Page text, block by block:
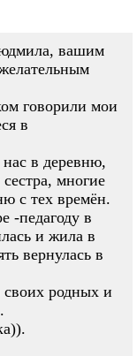
вашим
говорили мои
в
в деревню,
многие
с тех времён.
-педагоду в
и жила в
вернулась в
своих родных и